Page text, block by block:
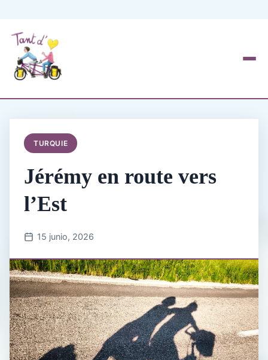
TURQUIE
Jérémy en route vers
l’Est
15 junio, 2026